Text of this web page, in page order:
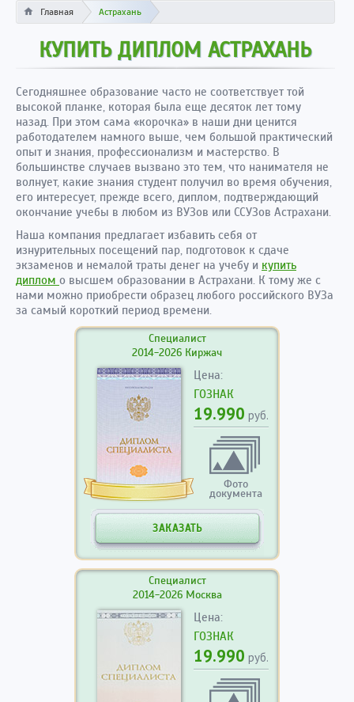
Главная Астрахань
КУПИТЬ ДИПЛОМ АСТРАХАНЬ
Сегодняшнее образование часто не соответствует той
высокой планке, которая была еще десяток лет тому
назад. При этом сама «корочка» в наши дни ценится
работодателем намного выше, чем большой практический
опыт и знания, профессионализм и мастерство. В
большинстве случаев вызвано это тем, что нанимателя не
волнует, какие знания студент получил во время обучения,
его интересует, прежде всего, диплом, подтверждающий
окончание учебы в любом из ВУЗов или ССУЗов Астрахани.
Наша компания предлагает избавить себя от
изнурительных посещений пар, подготовок к сдаче
экзаменов и немалой траты денег на учебу и купить
диплом о высшем образовании в Астрахани. К тому же с
нами можно приобрести образец любого российского ВУЗа
за самый короткий период времени.
Специалист
2014-2026 Киржач
Цена:
ГОЗНАК
19.990 руб.
Фото
документа
ЗАКАЗАТЬ
Специалист
2014-2026 Москва
Цена:
ГОЗНАК
19.990 руб.